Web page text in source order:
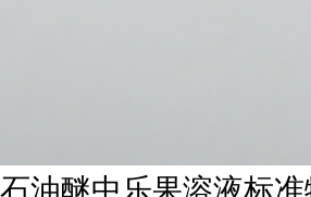
石油醚中乐果溶液标